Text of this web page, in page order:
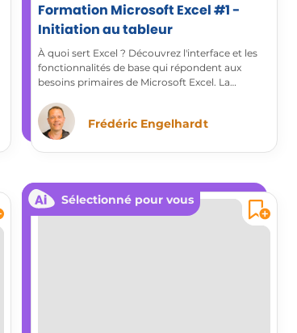
Formation Microsoft Excel #1 -
Initiation au tableur
À quoi sert Excel ? Découvrez l'interface et les
fonctionnalités de base qui répondent aux
besoins primaires de Microsoft Excel. La
facilités à la mise en forme, la valorisation et la
gestion des tableaux.Frédéric Engelhardt
Sélectionné pour vous